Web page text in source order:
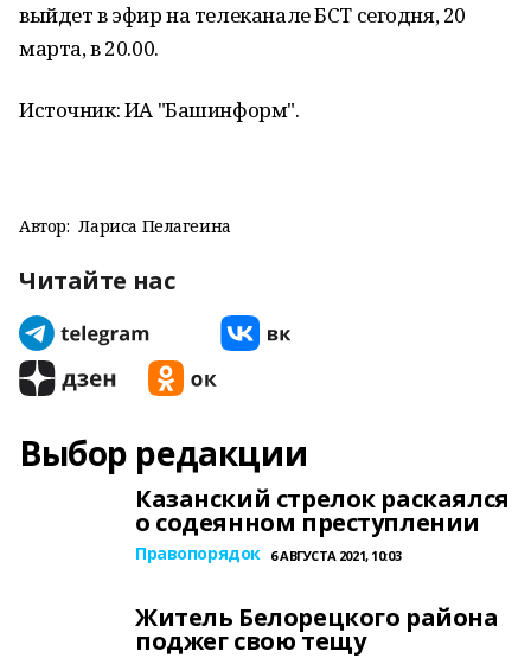
выйдет в эфир на телеканале БСТ сегодня, 20
марта, в 20.00.
Источник: ИА "Башинформ".
Автор: Лариса Пелагеина
Читайте нас
Выбор редакции
Казанский стрелок раскаялся
о содеянном преступлении
Правопорядок 6 АВГУСТА 2021, 10:03
Житель Белорецкого района
поджег свою тещу